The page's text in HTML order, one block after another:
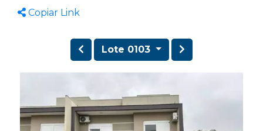
Copiar Link
Lote 0103